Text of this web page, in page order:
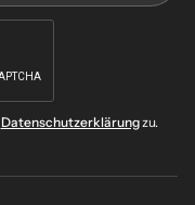
Datenschutzerklärungzu.